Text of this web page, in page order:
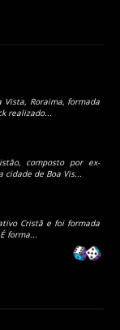
Roraima, formada
realizado...
composto por ex-
cidade de Boa Vis...
Cristã e foi formada
forma...